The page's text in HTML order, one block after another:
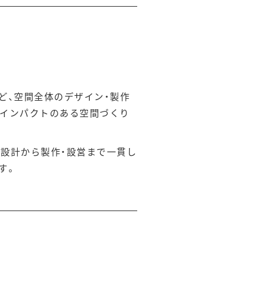
空間全体のデザイン・製作
ンパクトのある空間づくり
計から製作・設営まで一貫し
。